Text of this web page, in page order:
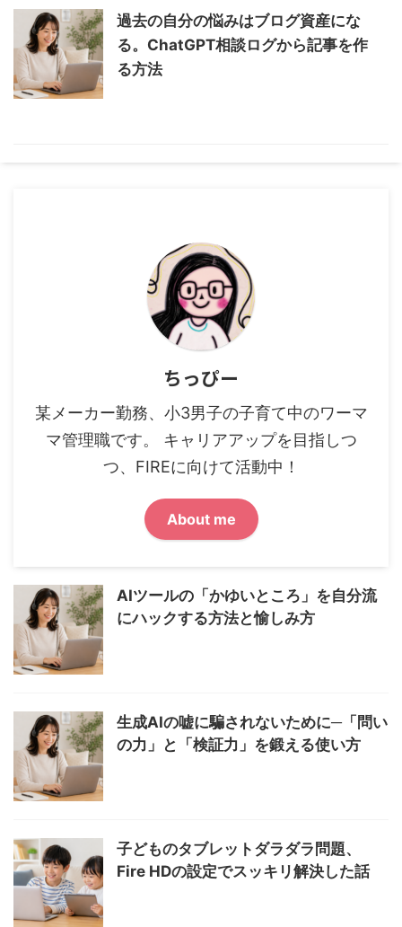
過去の自分の悩みはブログ資産にな
る。ChatGPT相談ログから記事を作
る方法
ちっぴー
某メーカー勤務、小3男子の子育て中のワーマ
マ管理職です。 キャリアアップを目指しつ
つ、FIREに向けて活動中！
About me
AIツールの「かゆいところ」を自分流
にハックする方法と愉しみ方
生成AIの嘘に騙されないために─「問い
の力」と「検証力」を鍛える使い方
子どものタブレットダラダラ問題、
Fire HDの設定でスッキリ解決した話